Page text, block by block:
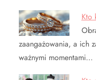
Kto
zaangażowania, a ich
ważnymi momentami…